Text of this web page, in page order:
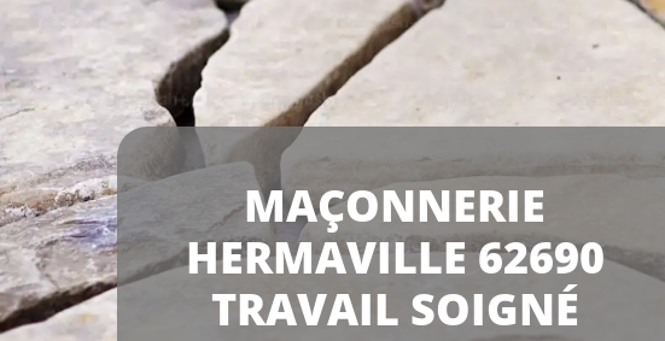
MAÇONNERIE
HERMAVILLE 62690
TRAVAIL SOIGNÉ